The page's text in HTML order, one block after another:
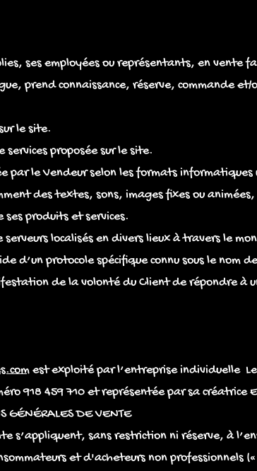
ses employées ou représentants, en vente
prend connaissance, réserve, commande
le site.
proposée sur le site.
par le Vendeur selon les formats
des textes, sons, images fixes ou
produits et services.
localisés en divers lieux à travers le
d’un protocole spécifique connu sous le nom de
de la volonté du Client de répondre à
est exploité par l’entreprise individuelle
918 459 710 et représentée par sa créatrice
GÉNÉRALES DE VENTE
s’appliquent, sans restriction ni réserve, à
et d'acheteurs non professionnels